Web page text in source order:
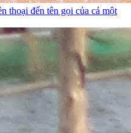
thoại đến tên gọi của cả một